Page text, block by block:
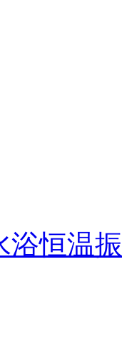
浴恒温